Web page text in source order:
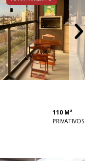
110 M²
PRIVATIVOS